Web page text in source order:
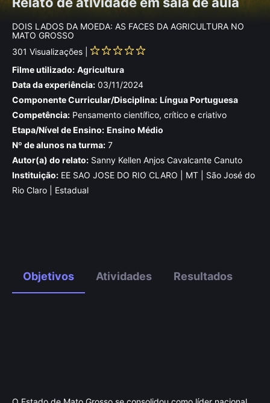
DOIS LADOS DA MOEDA: AS FACES DA AGRICULTURA NO
MATO GROSSO
301 Visualizações |
Filme utilizado: Agricultura
Data da experiência: 03/11/2024
Componente Curricular/Disciplina: Língua Portuguesa
Competência: Pensamento científico, crítico e criativo
Etapa/Nível de Ensino: Ensino Médio
Nº de alunos na turma: 7
Autor(a) do relato: Sanny Kellen Anjos Cavalcante Canuto
Instituição: EE SAO JOSE DO RIO CLARO | MT | São José do
Rio Claro | Estadual
Objetivos Atividades Resultados